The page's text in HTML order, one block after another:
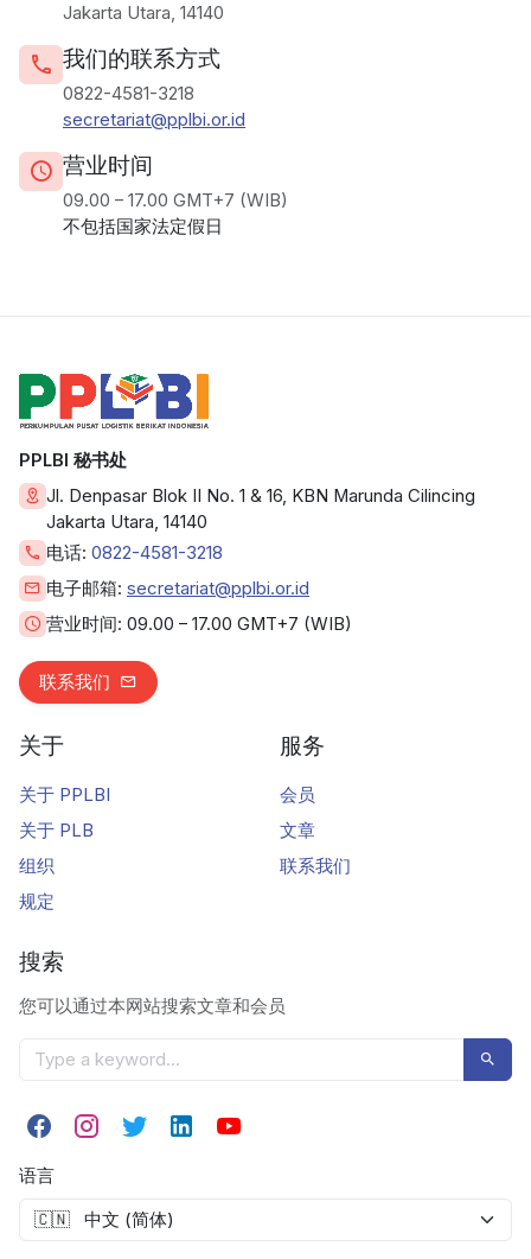
Jakarta Utara, 14140
我们的联系方式
0822-4581-3218
secretariat@pplbi.or.id
营业时间
09.00 – 17.00 GMT+7 (WIB)
不包括国家法定假日
PPLBI 秘书处
Jl. Denpasar Blok II No. 1 & 16, KBN Marunda Cilincing
Jakarta Utara, 14140
电话: 0822-4581-3218
电子邮箱: secretariat@pplbi.or.id
营业时间: 09.00 – 17.00 GMT+7 (WIB)
联系我们
关于
关于 PPLBI
关于 PLB
组织
规定
服务
会员
文章
联系我们
搜索
您可以通过本网站搜索文章和会员
语言